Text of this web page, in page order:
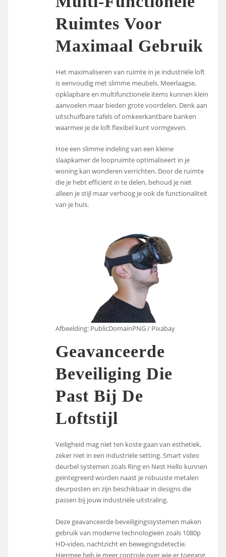
Ruimtes Voor
Maximaal Gebruik
Het maximaliseren van ruimte in je industriële loft
is eenvoudig met slimme meubels. Meerlaagse,
opklapbare en multifunctionele items kunnen klein
aanvoelen maar bieden grote voordelen. Denk aan
uitschuifbare tafels of omkeerkantbare banken
waarmee je de loft flexibel kunt vormgeven.
Hoe een slimme indeling van een kleine
slaapkamer de loopruimte optimaliseert in je
woning kan wonderen verrichten. Door de ruimte
die je hebt efficiënt in te delen, behoud je niet
alleen je stijl maar verhoog je ook de functionaliteit
van je huis.
Afbeelding: PublicDomainPNG / Pixabay
Geavanceerde
Beveiliging Die
Past Bij De
Loftstijl
Veiligheid mag niet ten koste gaan van esthetiek,
zeker niet in een industriële setting. Smart video
deurbel systemen zoals Ring en Nest Hello kunnen
geïntegreerd worden naast je robuuste metalen
deurposten en zijn beschikbaar in designs die
passen bij jouw industriële uitstraling.
Deze geavanceerde beveiligingssystemen maken
gebruik van moderne technologieën zoals 1080p
HD-video, nachtzicht en bewegingsdetectie.
Hiermee heb je meer controle over wie er toegang